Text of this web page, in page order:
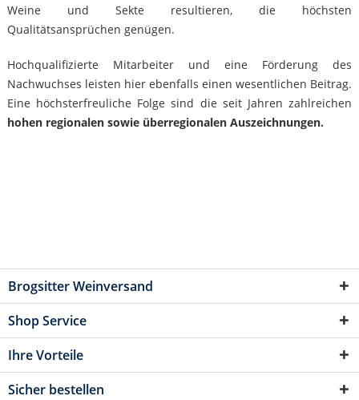
Weine und Sekte resultieren, die höchsten
Qualitätsansprüchen genügen.
Hochqualifizierte Mitarbeiter und eine Förderung des
Nachwuchses leisten hier ebenfalls einen wesentlichen Beitrag.
Eine höchsterfreuliche Folge sind die seit Jahren zahlreichen
hohen regionalen sowie überregionalen Auszeichnungen.
Brogsitter Weinversand
Shop Service
Ihre Vorteile
Sicher bestellen